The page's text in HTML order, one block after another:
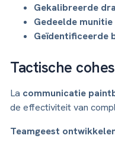
Gekalibreerde
Gedeelde munitie
Geïdentificeerde
Tactische
La communicatie
de effectiviteit van
Teamgeest